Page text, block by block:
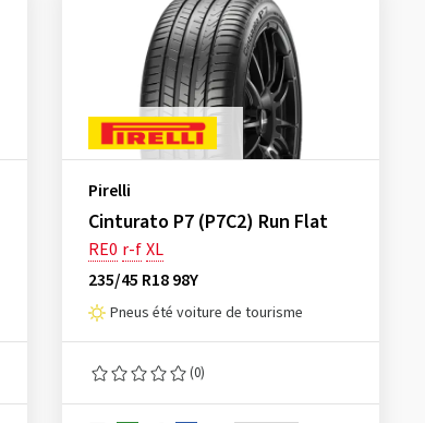
Pirelli
Cinturato P7 (P7C2) Run Flat
RE0 r-fXL
235/45 R18 98Y
Pneus été voiture de tourisme
(0)